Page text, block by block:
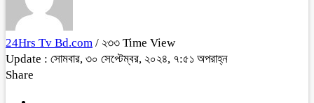
24Hrs Tv Bd.com / ২৩৩ Time View
Update : সোমবার, ৩০ সেপ্টেম্বর, ২০২৪, ৭:৫১ অপরাহ্ন
Share